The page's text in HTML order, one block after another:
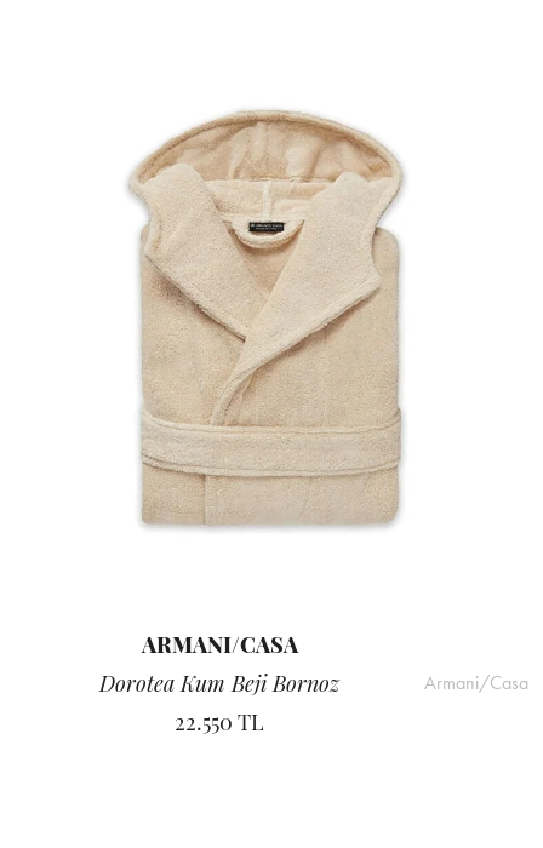
ARMANI/CASA
Dorotea Kum Beji Bornoz
22.550 TL
Armani/Casa